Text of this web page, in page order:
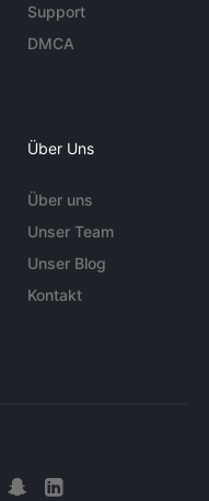
Support
DMCA
Über Uns
Über uns
Unser Team
Unser Blog
Kontakt